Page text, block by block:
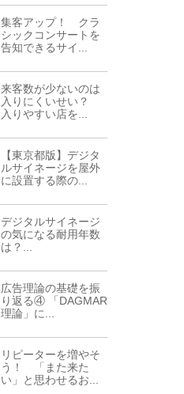
集客アップ！ クラ
シックコンサートを
告知できるサイ...
来客数が少ないのは
入りにくいせい？
入りやすい店を...
【東京都版】デジタ
ルサイネージを屋外
に設置する際の...
デジタルサイネージ
の気になる耐用年数
は？...
広告理論の基礎を振
り返る④ 「DAGMAR
理論」に...
リピーターを増やそ
う！ 「また来た
い」と思わせるお...